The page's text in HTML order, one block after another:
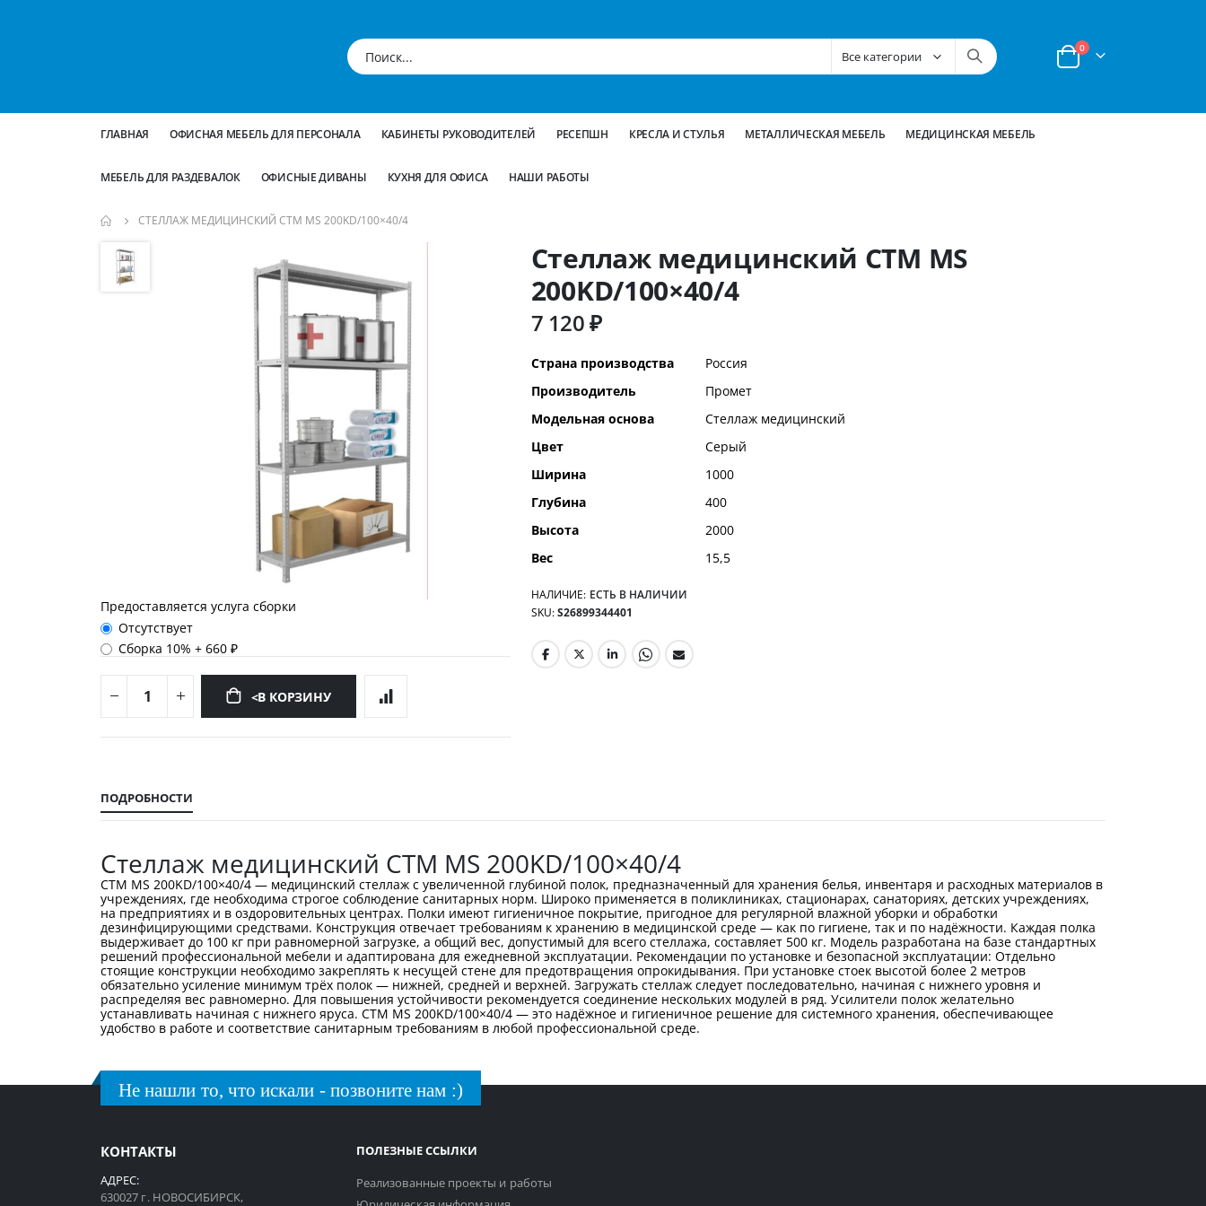
Корзина
0позиции
ГЛАВНАЯ ОФИСНАЯ МЕБЕЛЬ ДЛЯ ПЕРСОНАЛА КАБИНЕТЫ РУКОВОДИТЕЛЕЙ РЕСЕПШН КРЕСЛА И СТУЛЬЯ МЕТАЛЛИЧЕСКАЯ МЕБЕЛЬ МЕДИЦИНСКАЯ МЕБЕЛЬ
МЕБЕЛЬ ДЛЯ РАЗДЕВАЛОК ОФИСНЫЕ ДИВАНЫ КУХНЯ ДЛЯ ОФИСА НАШИ РАБОТЫ
СТЕЛЛАЖ МЕДИЦИНСКИЙ СТМ MS 200KD/100×40/4
Пропустить
перейти
Предоставляется услуга сборки
Отсутствует
Сборка 10%+660 ₽
<В КОРЗИНУ
началу
галереи
изображений
Стеллаж медицинский СТМ MS
200KD/100×40/4
7 120 ₽
Дополнительная
информация
Страна производства
Россия
Производитель
Промет
Модельная основа
Стеллаж медицинский
Цвет
Серый
Ширина
1000
Глубина
400
Высота
2000
Вес
15,5
НАЛИЧИЕ: ЕСТЬ В НАЛИЧИИ
SKU S26899344401
ПОДРОБНОСТИ
Стеллаж медицинский СТМ MS 200KD/100×40/4
СТМ MS 200KD/100×40/4 — медицинский стеллаж с увеличенной глубиной полок, предназначенный для хранения белья, инвентаря и расходных материалов в
учреждениях, где необходима строгое соблюдение санитарных норм. Широко применяется в поликлиниках, стационарах, санаториях, детских учреждениях,
на предприятиях и в оздоровительных центрах. Полки имеют гигиеничное покрытие, пригодное для регулярной влажной уборки и обработки
дезинфицирующими средствами. Конструкция отвечает требованиям к хранению в медицинской среде — как по гигиене, так и по надёжности. Каждая полка
выдерживает до 100 кг при равномерной загрузке, а общий вес, допустимый для всего стеллажа, составляет 500 кг. Модель разработана на базе стандартных
решений профессиональной мебели и адаптирована для ежедневной эксплуатации. Рекомендации по установке и безопасной эксплуатации: Отдельно
стоящие конструкции необходимо закреплять к несущей стене для предотвращения опрокидывания. При установке стоек высотой более 2 метров
обязательно усиление минимум трёх полок — нижней, средней и верхней. Загружать стеллаж следует последовательно, начиная с нижнего уровня и
распределяя вес равномерно. Для повышения устойчивости рекомендуется соединение нескольких модулей в ряд. Усилители полок желательно
устанавливать начиная с нижнего яруса. СТМ MS 200KD/100×40/4 — это надёжное и гигиеничное решение для системного хранения, обеспечивающее
удобство в работе и соответствие санитарным требованиям в любой профессиональной среде.
Не нашли то, что искали - позвоните нам :)
КОНТАКТЫ
АДРЕС:
630027 г. НОВОСИБИРСК,
ПОЛЕЗНЫЕ ССЫЛКИ
Реализованные проекты и работы